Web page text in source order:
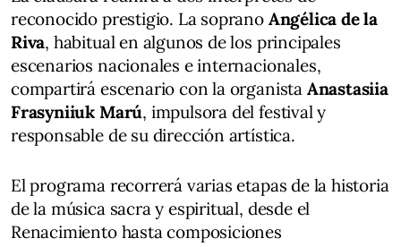
reconocido prestigio. La soprano Angélica de la
Riva, habitual en algunos de los principales
escenarios nacionales e internacionales,
compartirá escenario con la organista Anastasiia
Frasyniiuk Marú, impulsora del festival y
responsable de su dirección artística.
El programa recorrerá varias etapas de la historia
de la música sacra y espiritual, desde el
Renacimiento hasta composiciones